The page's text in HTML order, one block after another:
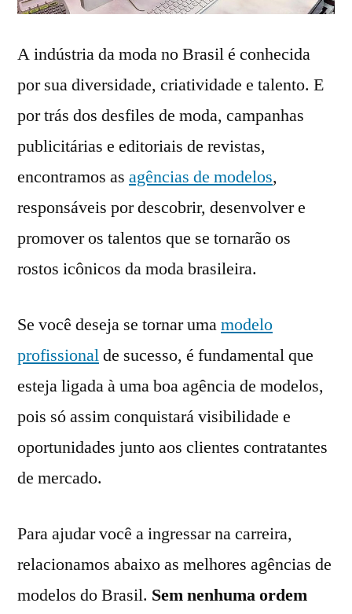
A indústria da moda no Brasil é conhecida
por sua diversidade, criatividade e talento. E
por trás dos desfiles de moda, campanhas
publicitárias e editoriais de revistas,
encontramos as agências de modelos,
responsáveis por descobrir, desenvolver e
promover os talentos que se tornarão os
rostos icônicos da moda brasileira.
Se você deseja se tornar umamodelo
profissionalde sucesso, é fundamental que
esteja ligada à uma boa agência de modelos,
pois só assim conquistará visibilidade e
oportunidades junto aos clientes contratantes
de mercado.
Para ajudar você a ingressar na carreira,
relacionamos abaixo as melhores agências de
modelos do Brasil. Sem nenhuma ordem